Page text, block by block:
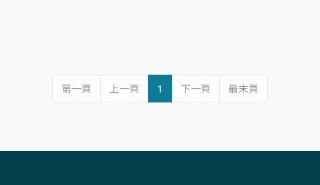
第一頁 上一頁 1 下一頁 最末頁